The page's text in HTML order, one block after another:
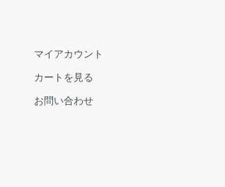
マイアカウント
カートを見る
お問い合わせ